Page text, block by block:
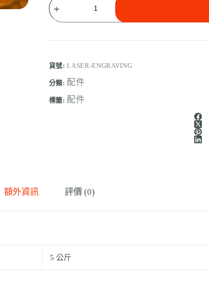
貨號:LASER-ENGRAVING
分類: 配件
標籤: 配件
額外資訊 評價 (0)
5 公斤